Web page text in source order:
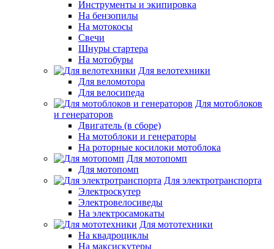
Инструменты и экипировка
На бензопилы
На мотокосы
Свечи
Шнуры стартера
На мотобуры
Для велотехники
Для веломотора
Для велосипеда
Для мотоблоков
и генераторов
Двигатель (в сборе)
На мотоблоки и генераторы
На роторные косилоки мотоблока
Для мотопомп
Для мотопомп
Для электротранспорта
Электроскутер
Электровелосиведы
На электросамокаты
Для мототехники
На квадроциклы
На максискутеры